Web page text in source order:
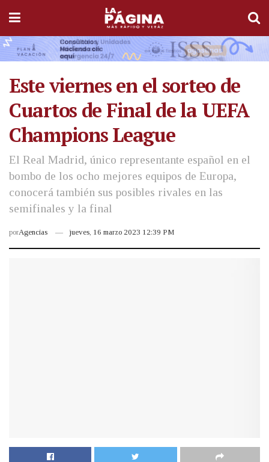
Este viernes en el sorteo de
Cuartos de Final de la UEFA
Champions League
El Real Madrid, único representante español en el
bombo de los ocho mejores equipos de Europa,
conocerá también sus posibles rivales en las
semifinales y la final
porAgencias jueves, 16 marzo 2023 12:39 PM